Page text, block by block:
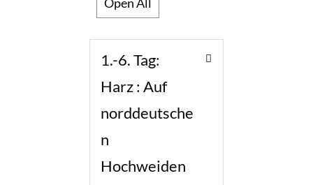
1.-6. Tag:
Harz : Auf
norddeutsche
n
Hochweiden